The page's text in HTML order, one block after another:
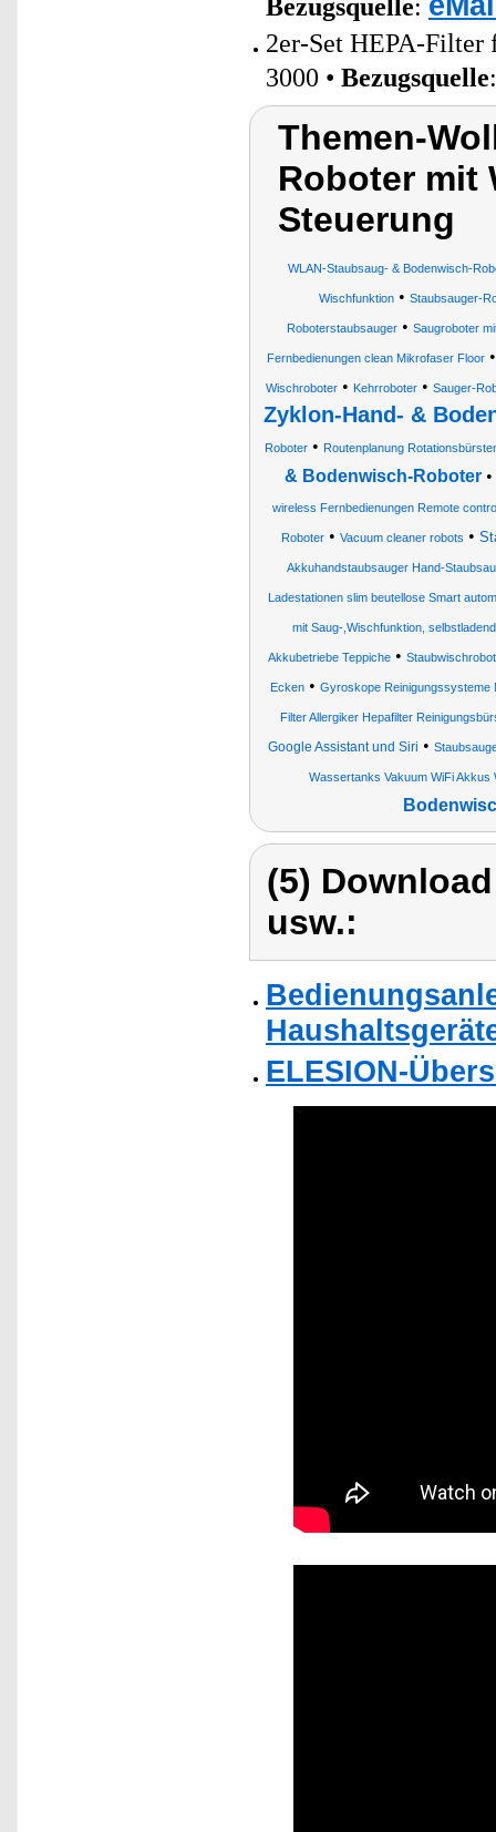
Bezugsquelle:
2er-Set HEPA-Filter
3000 • Bezugsquelle
Themen-
Roboter mit
Steuerung
WLAN-Staubsaug- & Bodenwisch-
Wischfunktion• Staubsauger-
Roboterstaubsauger • Saugroboter
Fernbedienungen clean Mikrofaser Floor
Wischroboter • Kehrroboter • Sauger-
Zyklon-Hand- &
Roboter• Routenplanung
& Bodenwisch-Roboter•
wireless Fernbedienungen Remote
Roboter • Vacuum cleaner robots •
Akkuhandstaubsauger Hand-
Ladestationen slim beutellose Smart
mit Saug-,Wischfunktion,
Akkubetriebe Teppiche •
Ecken • Gyroskope Reinigungssysteme
Filter Allergiker Hepafilter
Google Assistant und Siri •
Wassertanks Vakuum WiFi
(5)
usw.:
ELESION-